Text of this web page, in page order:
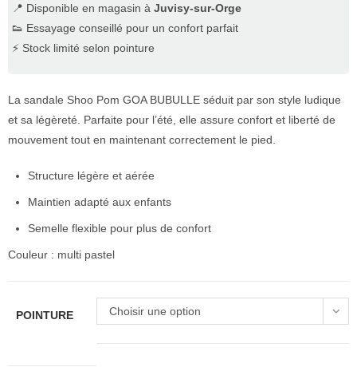
📍 Disponible en magasin à Juvisy-sur-Orge
👟 Essayage conseillé pour un confort parfait
⚡ Stock limité selon pointure
La sandale Shoo Pom GOA BUBULLE séduit par son style ludique
et sa légèreté. Parfaite pour l’été, elle assure confort et liberté de
mouvement tout en maintenant correctement le pied.
Structure légère et aérée
Maintien adapté aux enfants
Semelle flexible pour plus de confort
Couleur : multi pastel
POINTURE Choisir une option